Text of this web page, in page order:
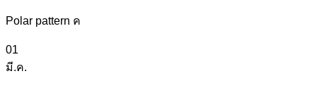
Polar pattern ค
01
มี.ค.